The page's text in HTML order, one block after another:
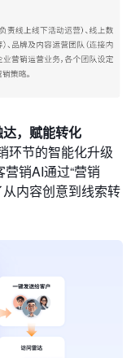
，赋能转化
环节的智能化升级
销AI通过“营销
内容创意到线索转